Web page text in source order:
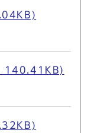
140.41KB)